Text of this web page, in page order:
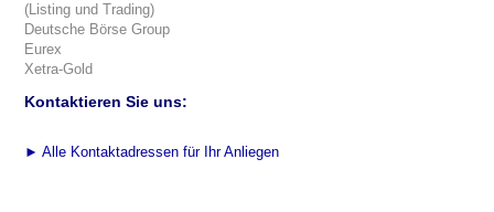
(Listing und Trading)
Deutsche Börse Group
Eurex
Xetra-Gold
Kontaktieren Sie uns:
► Alle Kontaktadressen für Ihr Anliegen